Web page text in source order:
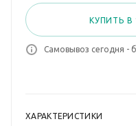
КУПИТЬ В
Самовывоз сегодня -
ХАРАКТЕРИСТИКИ